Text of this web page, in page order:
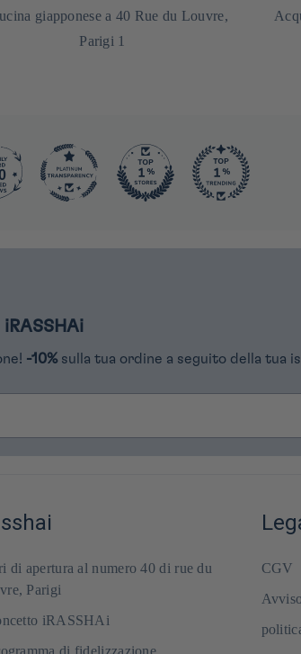
giapponese a 40 Rue du Louvre,
Parigi 1
-10% sulla tua ordine a seguito della tua
di apertura al numero 40 di rue du
Parigi
iRASSHAi
CGV